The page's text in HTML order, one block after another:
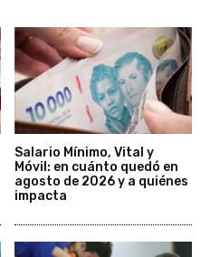
Salario Mínimo, Vital y
Móvil: en cuánto quedó en
agosto de 2026 y a quiénes
impacta